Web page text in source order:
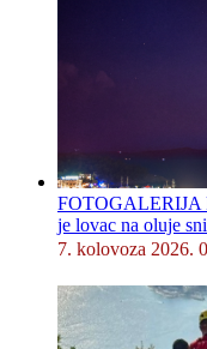
FOTOGALERIJA
je lovac na oluje
7. kolovoza 2026.